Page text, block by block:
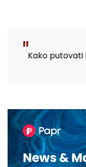
Kako putovati